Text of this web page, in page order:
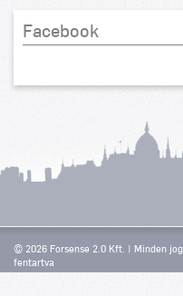
Facebook
© 2026 Forsense 2.0 Kft. | Minden jog
fentartva